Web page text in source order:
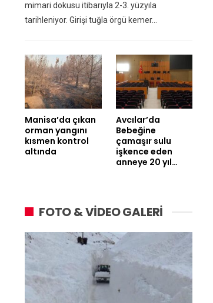
mimari dokusu itibarıyla 2-3. yüzyıla
tarihleniyor. Girişi tuğla örgü kemer…
Manisa’da çıkan
orman yangını
kısmen kontrol
altında
Avcılar’da
Bebeğine
çamaşır sulu
işkence eden
anneye 20 yıl…
FOTO & VİDEO GALERİ